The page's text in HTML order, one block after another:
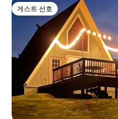
게스트 선호
게스트 선호